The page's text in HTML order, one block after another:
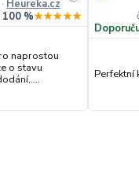
· Heureka.cz
100 %★★★★★
naprostou
o stavu
Perfektní